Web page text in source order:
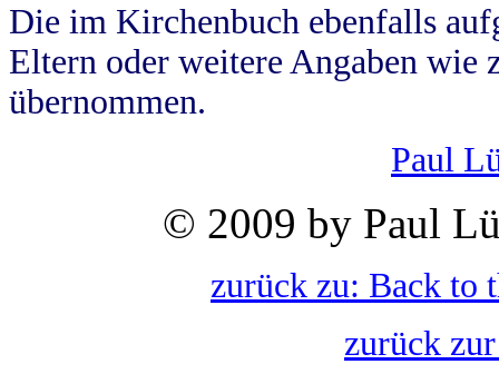
Die im Kirchenbuch ebenfalls
Eltern oder weitere Angaben wie
übernommen.
Paul
© 2009 by Paul
zurück zu: Back to
zurück